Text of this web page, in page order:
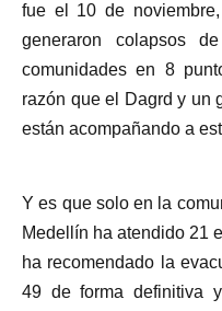
fue el 10 de
generaron colapsos
comunidades en 8
razón que el Dagrd y un
están acompañando a
Y es que solo en la
Medellín ha atendido 21
ha recomendado la
49 de forma definitiva